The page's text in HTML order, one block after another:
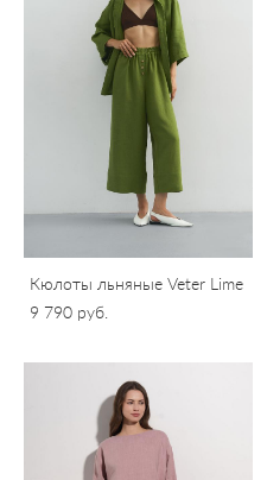
Кюлоты льняные Veter Lime
9 790 pуб.